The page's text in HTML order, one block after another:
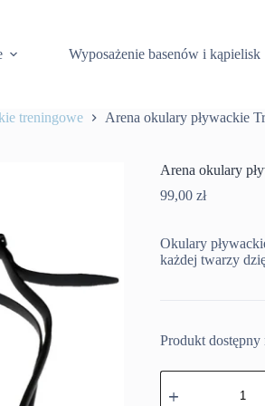
Wyposażenie basenów i kąpielisk
treningowe Arena okulary pływackie
Arena okulary
99,00 zł
Okulary
każdej twarzy
Produkt dostępny
ilość
Arena